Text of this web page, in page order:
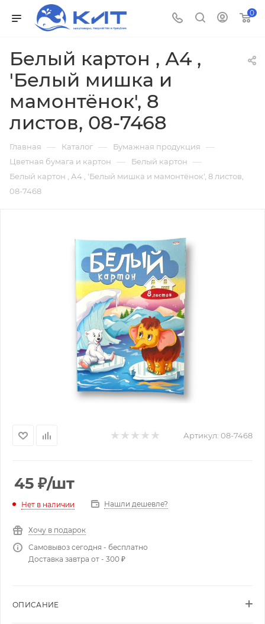
0
Белый картон , А4 ,
'Белый мишка и
мамонтёнок', 8
листов, 08-7468
Главная — Каталог — Бумажная продукция —
Цветная бумага и картон — Белый картон —
Белый картон , А4 , 'Белый мишка и мамонтёнок', 8 листов,
08-7468
Артикул: 08-7468
45 ₽/шт
Нет в наличии Нашли дешевле?
Хочу в подарок
Самовывоз сегодня - бесплатно
Доставка завтра от - 300 ₽
ОПИСАНИЕ